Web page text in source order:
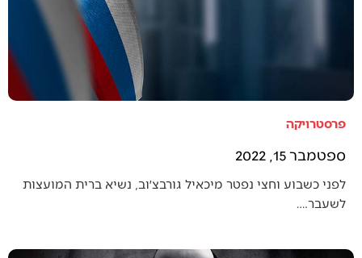
פרסטרויקה
ספטמבר 15, 2022
לפני כשבוע וחצי נפטר מיכאיל גורבצ׳וב, נשיא ברית המועצות
לשעבר.…